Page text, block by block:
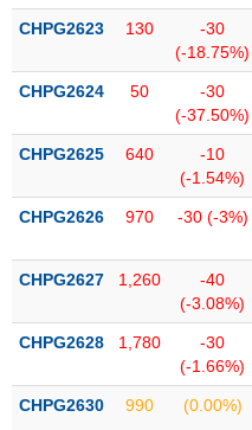
thị
trường
CHPG2623 130
-30
(-18.75%)
CHPG2624 50
-30
(-37.50%)
CHPG2625 640
-10
(-1.54%)
CHPG2626 970 -30 (-3%)
CHPG2627 1,260
-40
(-3.08%)
CHPG2628 1,780
-30
(-1.66%)
CHPG2630 990 (0.00%)
DÙNG
THIẾT
YẾU
TIÊU
THIẾT
YẾU
CHĂM